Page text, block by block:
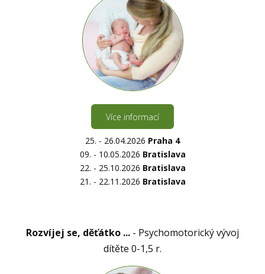
Více informací
25. - 26.04.2026 Praha 4
09. - 10.05.2026 Bratislava
22. - 25.10.2026 Bratislava
21. - 22.11.2026 Bratislava
Rozvíjej se, děťátko ... - Psychomotorický vývoj
dítěte 0-1,5 r.